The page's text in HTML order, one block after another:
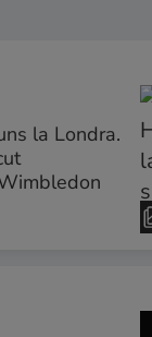
la Londra.